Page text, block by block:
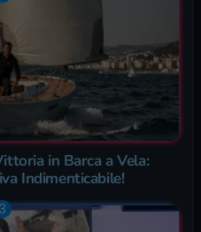
in Barca a Vela:
Indimenticabile!